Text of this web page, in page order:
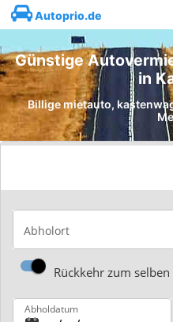
Autoprio.de
Günstige
in
Billige mietauto,
Abholort
Rückkehr zum
Abholdatum